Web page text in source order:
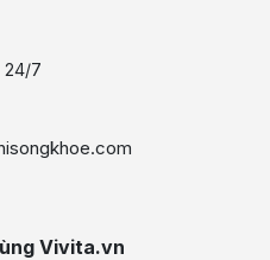
24/7
Vivita.vn